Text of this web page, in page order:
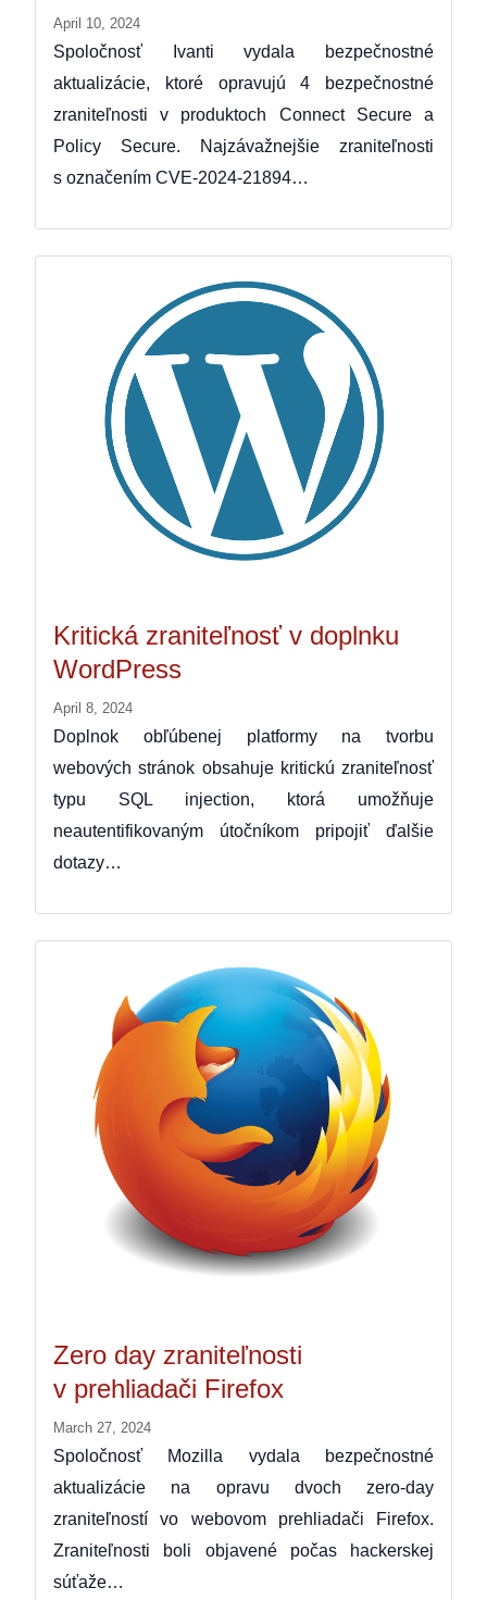
April 10, 2024
Spoločnosť Ivanti vydala bezpečnostné
aktualizácie, ktoré opravujú 4 bezpečnostné
zraniteľnosti v produktoch Connect Secure a
Policy Secure. Najzávažnejšie zraniteľnosti
s označením CVE-2024-21894…
Kritická zraniteľnosť v doplnku
WordPress
April 8, 2024
Doplnok obľúbenej platformy na tvorbu
webových stránok obsahuje kritickú zraniteľnosť
typu SQL injection, ktorá umožňuje
neautentifikovaným útočníkom pripojiť ďalšie
dotazy…
Zero day zraniteľnosti
v prehliadači Firefox
March 27, 2024
Spoločnosť Mozilla vydala bezpečnostné
aktualizácie na opravu dvoch zero-day
zraniteľností vo webovom prehliadači Firefox.
Zraniteľnosti boli objavené počas hackerskej
súťaže…